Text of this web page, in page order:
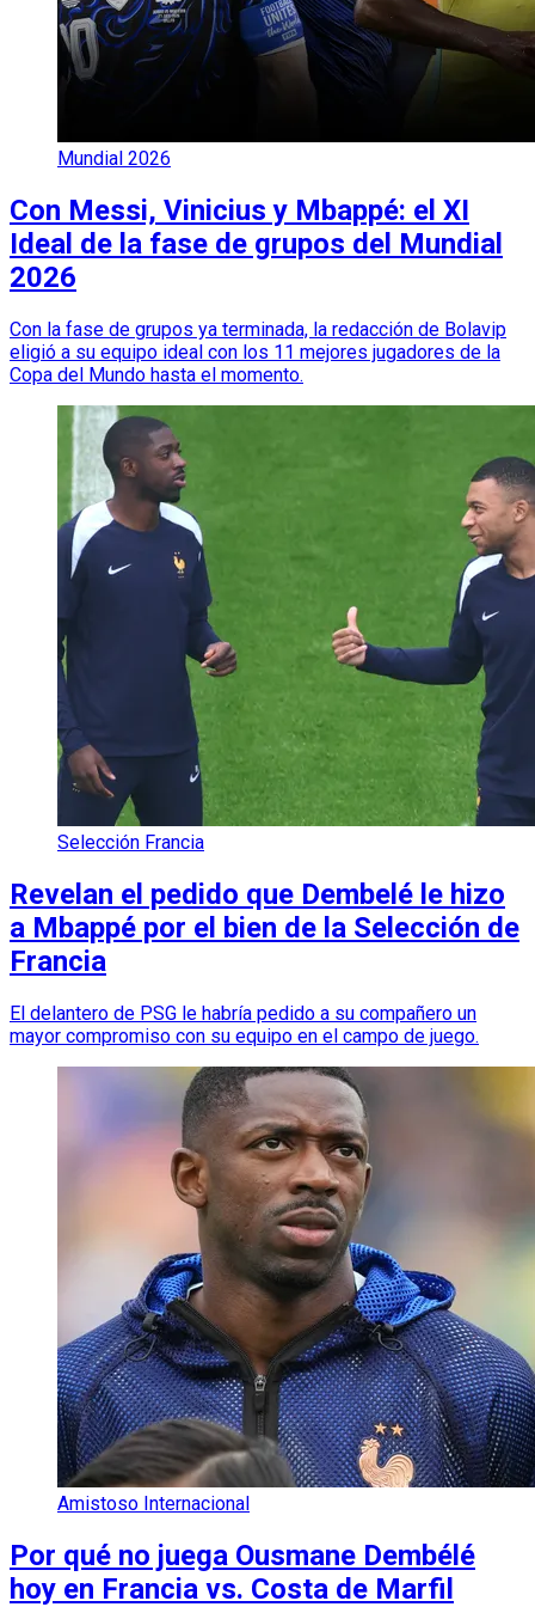
Mundial 2026
Con Messi, Vinicius y Mbappé: el XI
Ideal de la fase de grupos del Mundial
2026
Con la fase de grupos ya terminada, la redacción de Bolavip
eligió a su equipo ideal con los 11 mejores jugadores de la
Copa del Mundo hasta el momento.
Selección Francia
Revelan el pedido que Dembelé le hizo
a Mbappé por el bien de la Selección de
Francia
El delantero de PSG le habría pedido a su compañero un
mayor compromiso con su equipo en el campo de juego.
Amistoso Internacional
Por qué no juega Ousmane Dembélé
hoy en Francia vs. Costa de Marfil